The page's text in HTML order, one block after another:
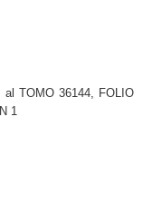
al TOMO 36144, FOLIO
1